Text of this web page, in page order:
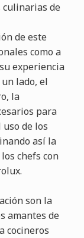
culinarias de
de este
como a
experiencia
lado, el
la
para
de los
así la
chefs con
son la
amantes de
cocineros